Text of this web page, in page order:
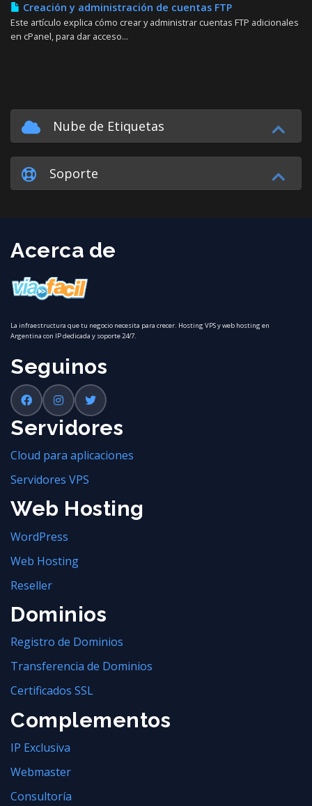
Creación y administración de cuentas FTP
Este artículo explica cómo crear y administrar cuentas FTP adicionales
en cPanel, para dar acceso...
Nube de Etiquetas
Soporte
Acerca de
La infraestructura que tu negocio necesita para crecer. Hosting VPS y web hosting en
Argentina con IP dedicada y soporte 24/7.
Seguinos
Servidores
Cloud para aplicaciones
Servidores VPS
Web Hosting
WordPress
Web Hosting
Reseller
Dominios
Registro de Dominios
Transferencia de Dominios
Certificados SSL
Complementos
IP Exclusiva
Webmaster
Consultoría